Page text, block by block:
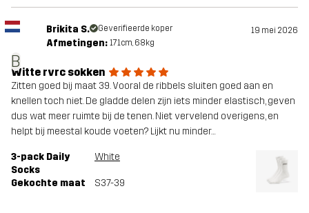
B
Brikita S. Geverifieerde koper 19 mei 2026
Afmetingen: 171cm, 68kg
Witte rvrc sokken
Zitten goed bij maat 39. Vooral de ribbels sluiten goed aan en
knellen toch niet. De gladde delen zijn iets minder elastisch, geven
dus wat meer ruimte bij de tenen. Niet vervelend overigens, en
helpt bij meestal koude voeten? Lijkt nu minder…
3-pack Daily
Socks
White
Gekochte maat S37-39